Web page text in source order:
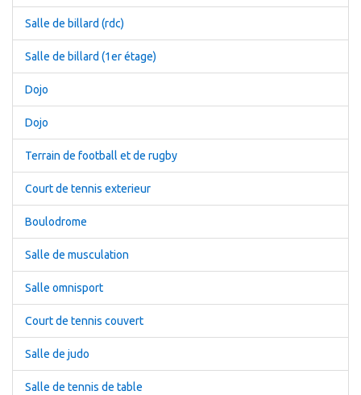
Salle de billard (rdc)
Salle de billard (1er étage)
Dojo
Dojo
Terrain de football et de rugby
Court de tennis exterieur
Boulodrome
Salle de musculation
Salle omnisport
Court de tennis couvert
Salle de judo
Salle de tennis de table